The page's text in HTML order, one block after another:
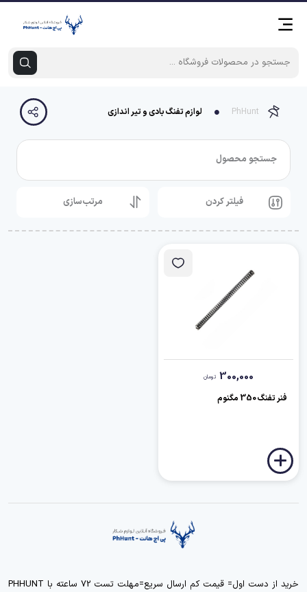
PhHunt لوازم تفنگ بادی و تیر اندازی
جستجو محصول
فیلتر کردن مرتب‌سازی
300,000 تومان
فنر تفنگ 350 مگنوم
خرید از دست اول= قیمت کم ارسال سریع=مهلت تست 72 ساعته با PHHUNT